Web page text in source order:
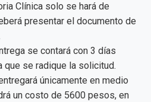
Clínica solo se hará de
presentar el documento de
se contará con 3 días
que se radique la solicitud.
únicamente en medio
un costo de 5600 pesos, en